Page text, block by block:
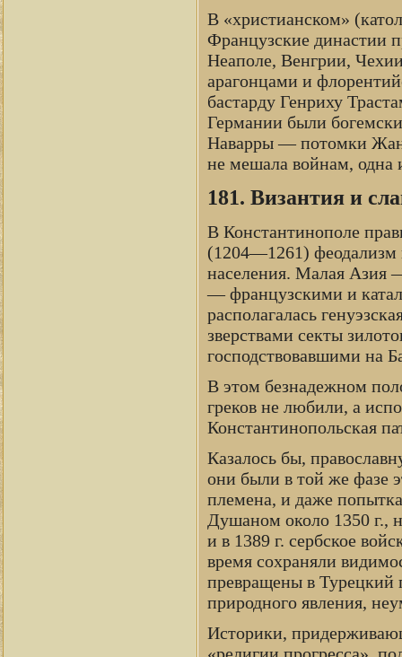
В «христианском»
Французские династии
Неаполе, Венгрии,
арагонцами и
бастарду Генриху
Германии были
Наварры — потомки
не мешала войнам, одна
181. Византия и
В Константинополе
(1204—1261) феодализм
населения. Малая Азия
— французскими и
располагалась
зверствами секты
господствовавшими на
В этом безнадежном
греков не любили, а
Константинопольская
Казалось бы,
они были в той же фазе
племена, и даже
Душаном около 1350 г.,
и в 1389 г. сербское
время сохраняли
превращены в Турецкий
природного явления,
Историки,